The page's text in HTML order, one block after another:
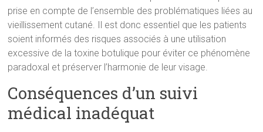
prise en compte de l’ensemble des problématiques liées au
vieillissement cutané. Il est donc essentiel que les patients
soient informés des risques associés à une utilisation
excessive de la toxine botulique pour éviter ce phénomène
paradoxal et préserver l’harmonie de leur visage.
Conséquences d’un suivi
médical inadéquat